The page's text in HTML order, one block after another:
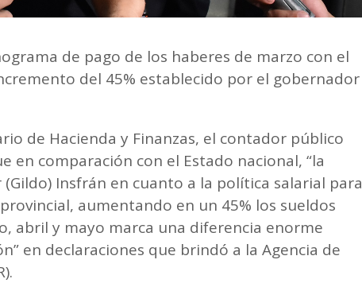
de pago de los haberes de marzo con el
del 45% establecido por el gobernador
de Hacienda y Finanzas, el contador público
en comparación con el Estado nacional, “la
Insfrán en cuanto a la política salarial para
aumentando en un 45% los sueldos
abril y mayo marca una diferencia enorme
en declaraciones que brindó a la Agencia de